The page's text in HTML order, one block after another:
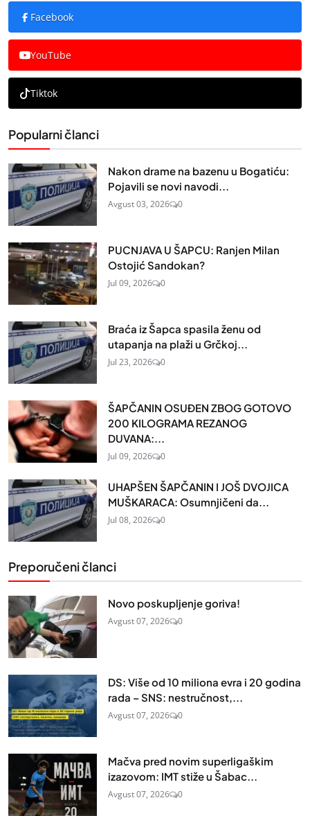
Facebook
YouTube
Tiktok
Popularni članci
Nakon drame na bazenu u Bogatiću:
Pojavili se novi navodi...
Avgust 03, 2026 0
PUCNJAVA U ŠAPCU: Ranjen Milan
Ostojić Sandokan?
Jul 09, 2026 0
Braća iz Šapca spasila ženu od
utapanja na plaži u Grčkoj...
Jul 23, 2026 0
ŠAPČANIN OSUĐEN ZBOG GOTOVO
200 KILOGRAMA REZANOG
DUVANA:...
Jul 09, 2026 0
UHAPŠEN ŠAPČANIN I JOŠ DVOJICA
MUŠKARACA: Osumnjičeni da...
Jul 08, 2026 0
Preporučeni članci
Novo poskupljenje goriva!
Avgust 07, 2026 0
DS: Više od 10 miliona evra i 20 godina
rada – SNS: nestručnost,...
Avgust 07, 2026 0
Mačva pred novim superligaškim
izazovom: IMT stiže u Šabac...
Avgust 07, 2026 0